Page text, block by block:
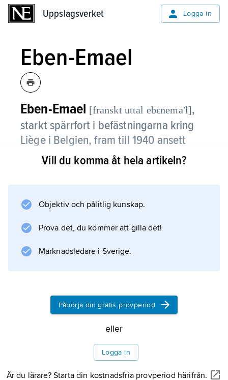
Uppslagsverket Logga in
Eben-Emael
Eben-Emael [franskt uttal ebɛnemaʹl],
starkt spärrfort i befästningarna kring
Liège i Belgien, fram till 1940 ansett
som ointagligt.
erövring av E. Utvald trupp övade i hemlighet
stormpionjärer, landsatta med glidflygplan på
fortets tak. Med sprängladdningar via
luftintagen förstördes E:s kanoner, manskapet
Information om artikeln
Vill du komma åt hela artikeln?
Objektiv och pålitlig kunskap.
Prova det, du kommer att gilla det!
Marknadsledare i Sverige.
Påbörja din gratis provperiod
eller
Logga in
Är du lärare? Starta din kostnadsfria provperiod härifrån.